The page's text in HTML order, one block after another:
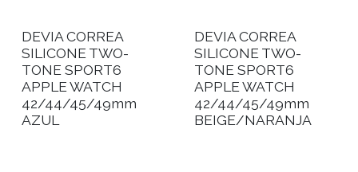
DEVIA CORREA
SILICONE TWO-
TONE SPORT6
APPLE WATCH
42/44/45/49mm
AZUL
DEVIA CORREA
SILICONE TWO-
TONE SPORT6
APPLE WATCH
42/44/45/49mm
BEIGE/NARANJA